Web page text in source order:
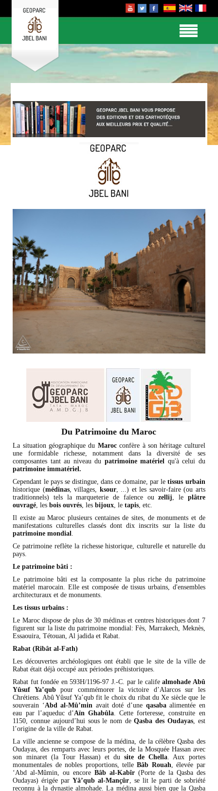
Du Patrimoine du Maroc
La situation géographique du Marocconfère à son héritage culturel
une formidable richesse, notamment dans la diversité de ses
composantes tant au niveau du patrimoine matériel qu'à celui du
patrimoine immatériel.
Cependant le pays se distingue, dans ce domaine, par letissus urbain
historique (médinas, villages, ksour, ...) et les savoir-faire (ou arts
traditionnels) tels la marqueterie de faïence ouzellij, le plâtre
ouvragé, lesbois ouvrés, lesbijoux, letapis, etc.
Il existe au Maroc plusieurs centaines de sites, de monuments et de
manifestations culturelles classés dont dix inscrits sur la liste du
patrimoine mondial.
Ce patrimoine reflète la richesse historique, culturelle et naturelle du
pays.
Le patrimoine bâti :
Le patrimoine bâti est la composante la plus riche du patrimoine
matériel marocain. Elle est composée de tissus urbains, d'ensembles
architecturaux et de monuments.
Les tissus urbains :
Le Maroc dispose de plus de 30 médinas et centres historiques dont 7
figurent sur la liste du patrimoine mondial: Fès, Marrakech, Meknès,
Essaouira, Tétouan, Al jadida et Rabat.
Rabat (Ribât al-Fath)
Les découvertes archéologiques ont établi que le site de la ville de
Rabat était déjà occupé aux périodes préhistoriques.
Rabat fut fondée en 593H/1196-97 J.-C. par le califealmohade Abû
Yûsuf Ya’qubpour commémorer la victoire d’Alarcos sur les
Chrétiens. Abû Yûsuf Ya’qub fit le choix du ribat du Xe siècle que le
souverain ‘Abd al-Mû’min avait doté d’une qasabaalimentée en
eau par l’aqueduc d’Aïn Ghabûla. Cette forteresse, construite en
1150, connue aujourd’hui sous le nom deQasba des Oudayas, est
l’origine de la ville de Rabat.
La ville ancienne se compose de la médina, de la célèbre Qasba des
Oudayas, des remparts avec leurs portes, de la Mosquée Hassan avec
son minaret (la Tour Hassan) et dusite de Chella. Aux portes
monumentales de nobles proportions, telleBâb Rouah, élevée par
‘Abd al-Mûmin, ou encoreBâb al-Kabîr (Porte de la Qasba des
Oudayas) érigée parYâ’qub al-Mançûr, se lit le parti de sobriété
reconnu à la dynastie almohade. La médina aussi bien que la Qasba